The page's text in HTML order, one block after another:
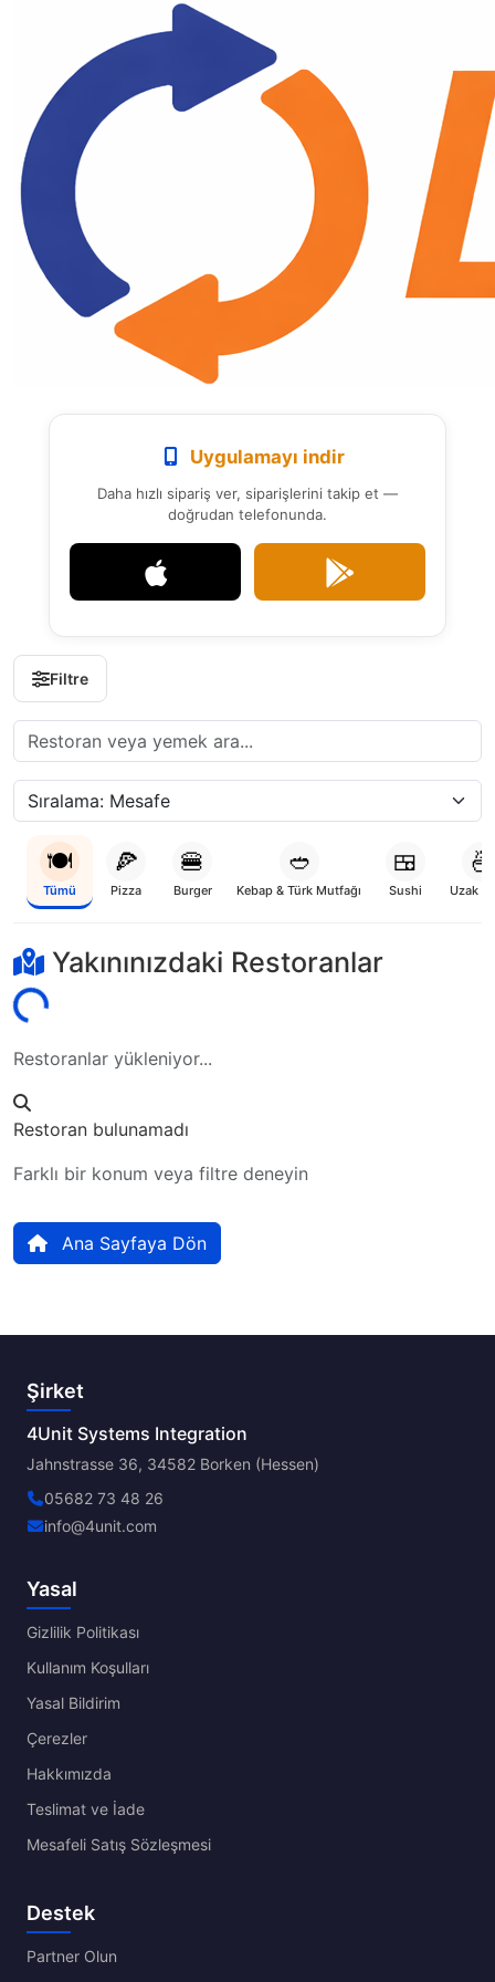
Uygulamayı indir
Daha hızlı sipariş ver, siparişlerini takip et —
doğrudan telefonunda.
Filtre
🍽️
Tümü
🍕
Pizza
🍔
Burger
🥙
Kebap & Türk Mutfağı
🍱
Sushi
🍜
Uzak
Yakınınızdaki Restoranlar
Yükleniyor...
Restoranlar yükleniyor...
Restoran bulunamadı
Farklı bir konum veya filtre deneyin
Ana Sayfaya Dön
Şirket
4Unit Systems Integration
Jahnstrasse 36, 34582 Borken (Hessen)
05682 73 48 26
info@4unit.com
Yasal
Gizlilik Politikası
Kullanım Koşulları
Yasal Bildirim
Çerezler
Hakkımızda
Teslimat ve İade
Mesafeli Satış Sözleşmesi
Destek
Partner Olun